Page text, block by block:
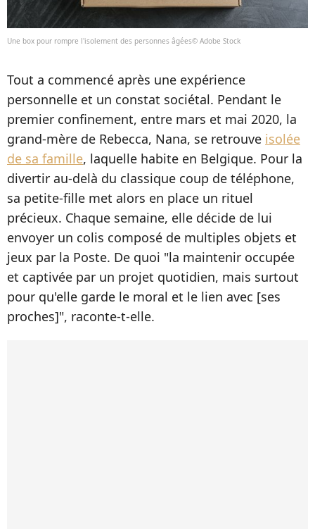
Une box pour rompre l'isolement des personnes âgées© Adobe Stock
Tout a commencé après une expérience
personnelle et un constat sociétal. Pendant le
premier confinement, entre mars et mai 2020, la
grand-mère de Rebecca, Nana, se retrouve isolée
de sa famille, laquelle habite en Belgique. Pour la
divertir au-delà du classique coup de téléphone,
sa petite-fille met alors en place un rituel
précieux. Chaque semaine, elle décide de lui
envoyer un colis composé de multiples objets et
jeux par la Poste. De quoi "la maintenir occupée
et captivée par un projet quotidien, mais surtout
pour qu'elle garde le moral et le lien avec [ses
proches]", raconte-t-elle.